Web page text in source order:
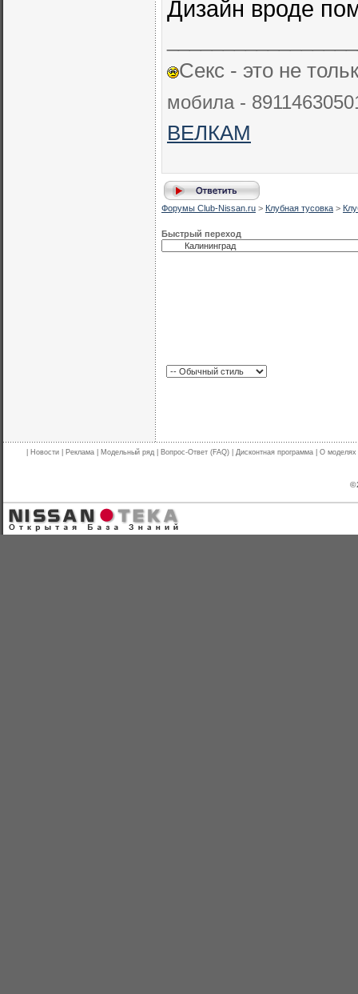
Дизайн вроде
Секс - это не
мобила -
ВЕЛКАМ
Форумы Club-Nissan.ru > Клубная тусовка >
Быстрый переход
Новости Реклама Модельный ряд Вопрос-Ответ (FAQ) Дисконтная программа О моделях
©